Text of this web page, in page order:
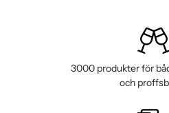
3000 produkter för
och